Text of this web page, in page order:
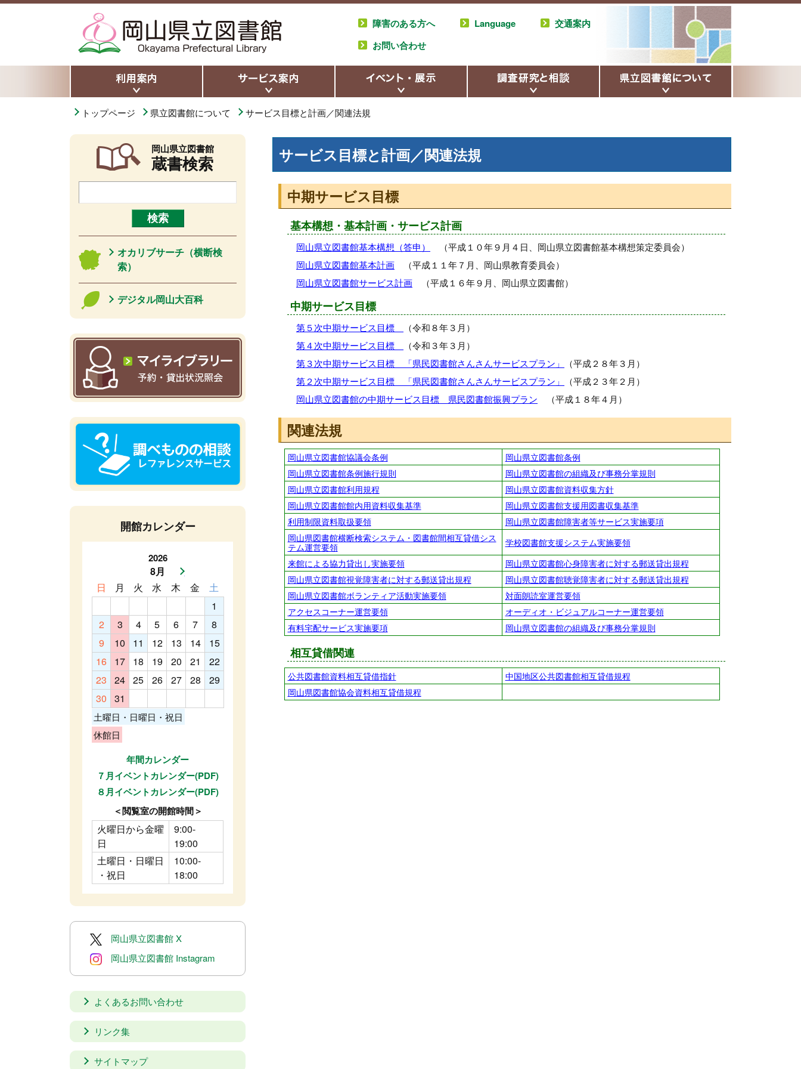
障害のある方へ Language
交通案内
お問い合わせ
トップページ 県立図書館について サービス目標と計画／関連法規
サービス目標と計画／関連法規
中期サービス目標
基本構想・基本計画・サービス計画
岡山県立図書館基本構想（答申）
（平成１０年９月４日、岡山県立図書館基本構想策定委員会）
岡山県立図書館基本計画 （平成１１年７月、岡山県教育委員会）
岡山県立図書館サービス計画 （平成１６年９月、岡山県立図書館）
中期サービス目標
第５次中期サービス目標
（令和８年３月）
第４次中期サービス目標
（令和３年３月）
第３次中期サービス目標 「県民図書館さんさんサービスプラン」
（平成２８年３月）
第２次中期サービス目標 「県民図書館さんさんサービスプラン」
（平成２３年２月）
岡山県立図書館の中期サービス目標 県民図書館振興プラン （平成１８年４月）
関連法規
岡山県立図書館協議会条例
岡山県立図書館条例
岡山県立図書館条例施行規則
岡山県立図書館の組織及び事務分掌規則
岡山県立図書館利用規程
岡山県立図書館資料収集方針
岡山県立図書館館内用資料収集基準
岡山県立図書館支援用図書収集基準
利用制限資料取扱要領
岡山県立図書館障害者等サービス実施要項
岡山県図書館横断検索システム・図書館間相互貸借シス
テム運営要領
学校図書館支援システム実施要領
来館による協力貸出し実施要領
岡山県立図書館心身障害者に対する郵送貸出規程
岡山県立図書館視覚障害者に対する郵送貸出規程
岡山県立図書館聴覚障害者に対する郵送貸出規程
岡山県立図書館ボランティア活動実施要領
対面朗読室運営要領
アクセスコーナー運営要領
オーディオ・ビジュアルコーナー運営要領
有料宅配サービス実施要項
岡山県立図書館の組織及び事務分掌規則
相互貸借関連
公共図書館資料相互貸借指針
中国地区公共図書館相互貸借規程
岡山県図書館協会資料相互貸借規程
岡山県立図書館
蔵書検索
オカリブサーチ（横断検
索）
デジタル岡山大百科
開館カレンダー
2026
8月
次月へ
日
月 火 水 木 金
土
1
2
3 4 5 6 7
8
9
10 11 12 13 14
15
16
17 18 19 20 21
22
23
24 25 26 27 28
29
30
31
土曜日・日曜日・祝日
休館日
年間カレンダー
７月イベントカレンダー(PDF)
８月イベントカレンダー(PDF)
＜閲覧室の開館時間＞
火曜日から金曜
日
9:00-
19:00
土曜日・日曜日
・祝日
10:00-
18:00
岡山県立図書館 X
岡山県立図書館 Instagram
よくあるお問い合わせ
リンク集
サイトマップ